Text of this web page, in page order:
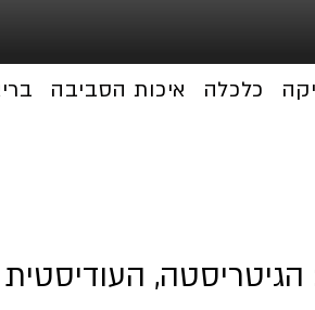
כלכלה איכות הסביבה
הגיטריסטה,